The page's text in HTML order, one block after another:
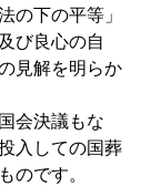
の下の平等」
び良心の自
見解を明らか
会決議もな
入しての国葬
のです。